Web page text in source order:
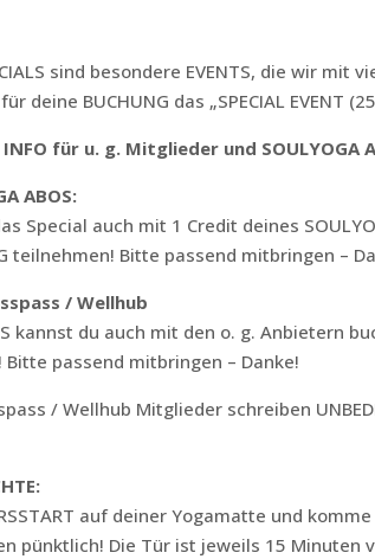
sind besondere EVENTS, die wir mit
deine BUCHUNG das „SPECIAL EVENT
INFO für u. g. Mitglieder und SOULYOGA
ABOS:
Special auch mit 1 Credit deines
teilnehmen! Bitte passend mitbringen –
/ Wellhub
kannst du auch mit den o. g. Anbietern
passend mitbringen – Danke!
/ Wellhub Mitglieder schreiben
auf deiner Yogamatte und
pünktlich! Die Tür ist jeweils 15 Minuten